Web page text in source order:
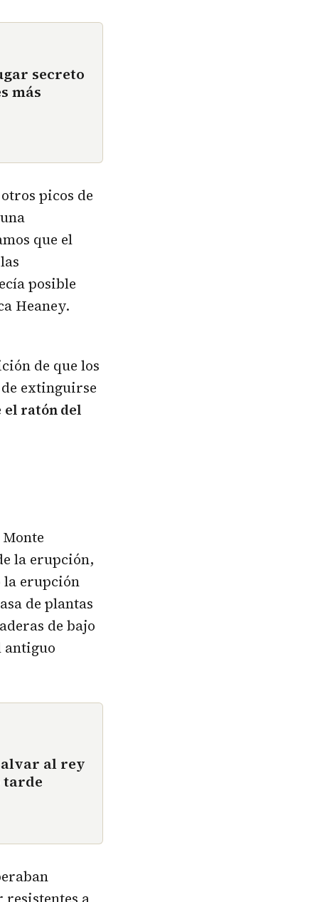
secreto
más
picos de
que el
posible
Heaney.
de que los
extinguirse
el ratón del
la erupción,
la erupción
de plantas
de bajo
antiguo
al rey
tarde
resistentes a